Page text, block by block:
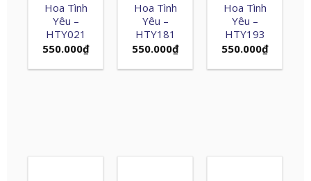
Hoa Tình
Yêu –
HTY021
550.000₫
Hoa Tình
Yêu –
HTY181
550.000₫
Hoa Tình
Yêu –
HTY193
550.000₫